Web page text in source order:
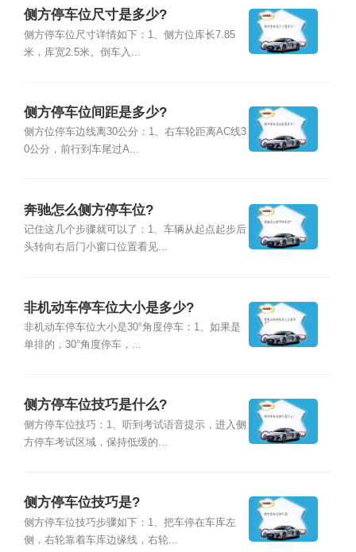
侧方停车位尺寸是多少?
侧方停车位尺寸详情如下：1、侧方位库长7.85
米，库宽2.5米。倒车入...
侧方停车位间距是多少?
侧方位停车边线离30公分：1、右车轮距离AC线3
0公分，前行到车尾过A...
奔驰怎么侧方停车位?
记住这几个步骤就可以了：1、车辆从起点起步后
头转向右后门小窗口位置看见...
非机动车停车位大小是多少?
非机动车停车位大小是30°角度停车：1、如果是
单排的，30°角度停车，...
侧方停车位技巧是什么?
侧方停车位技巧：1、听到考试语音提示，进入侧
方停车考试区域，保持低缓的...
侧方停车位技巧是?
侧方停车位技巧步骤如下：1、把车停在车库左
侧，右轮靠着车库边缘线，右轮...